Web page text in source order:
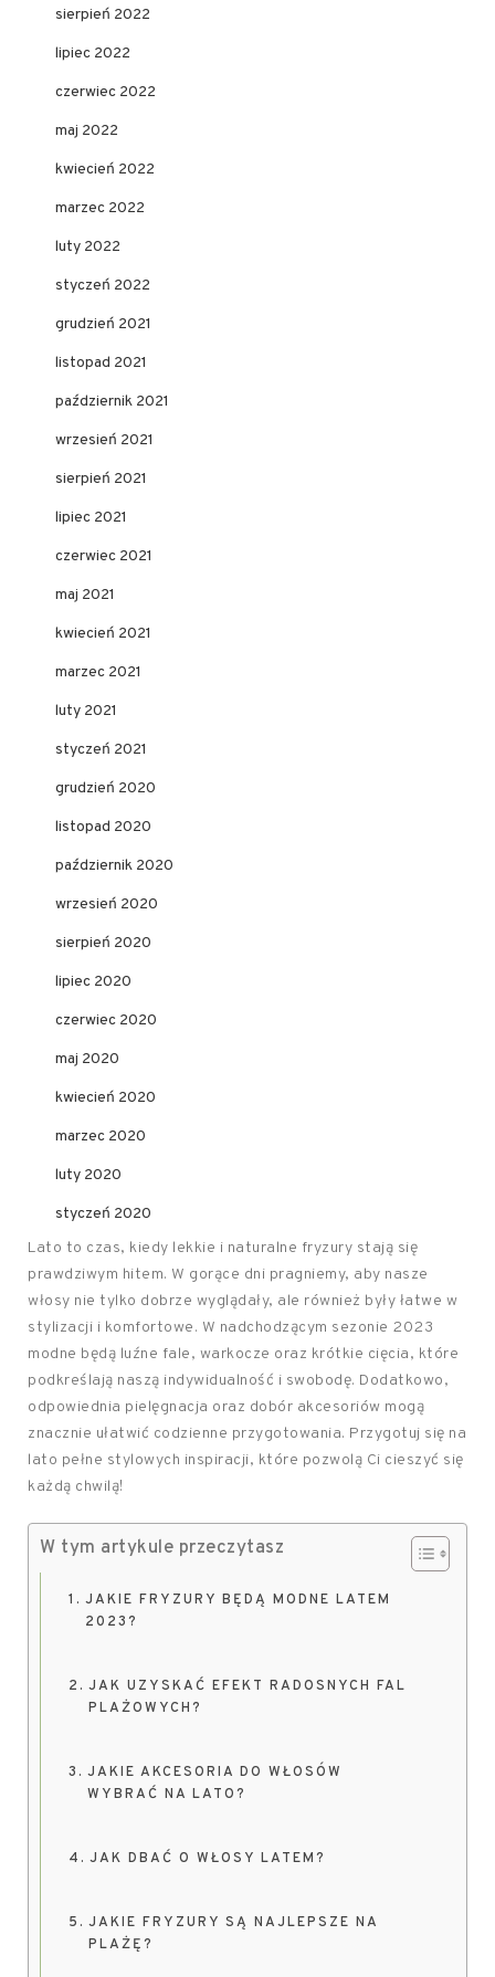
sierpień 2022
lipiec 2022
czerwiec 2022
maj 2022
kwiecień 2022
marzec 2022
luty 2022
styczeń 2022
grudzień 2021
listopad 2021
październik 2021
wrzesień 2021
sierpień 2021
lipiec 2021
czerwiec 2021
maj 2021
kwiecień 2021
marzec 2021
luty 2021
styczeń 2021
grudzień 2020
listopad 2020
październik 2020
wrzesień 2020
sierpień 2020
lipiec 2020
czerwiec 2020
maj 2020
kwiecień 2020
marzec 2020
luty 2020
styczeń 2020
Lato to czas, kiedy lekkie i naturalne fryzury stają się
prawdziwym hitem. W gorące dni pragniemy, aby nasze
włosy nie tylko dobrze wyglądały, ale również były łatwe w
stylizacji i komfortowe. W nadchodzącym sezonie 2023
modne będą luźne fale, warkocze oraz krótkie cięcia, które
podkreślają naszą indywidualność i swobodę. Dodatkowo,
odpowiednia pielęgnacja oraz dobór akcesoriów mogą
znacznie ułatwić codzienne przygotowania. Przygotuj się na
lato pełne stylowych inspiracji, które pozwolą Ci cieszyć się
każdą chwilą!
W tym artykule przeczytasz
JAKIE FRYZURY BĘDĄ MODNE LATEM
2023?
JAK UZYSKAĆ EFEKT RADOSNYCH FAL
PLAŻOWYCH?
JAKIE AKCESORIA DO WŁOSÓW
WYBRAĆ NA LATO?
JAK DBAĆ O WŁOSY LATEM?
JAKIE FRYZURY SĄ NAJLEPSZE NA
PLAŻĘ?